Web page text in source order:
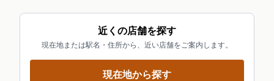
近くの店舗を探す
現在地または駅名・住所から、近い店舗をご案内します。
現在地から探す